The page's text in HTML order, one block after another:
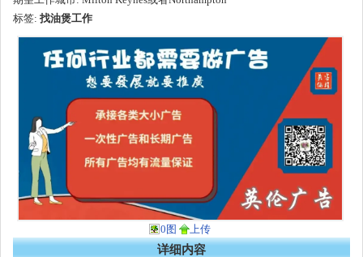
标签: 找油煲工作
0图 上传
详细内容